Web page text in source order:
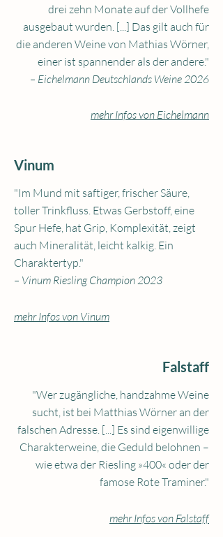
drei zehn Monate auf der Vollhefe
ausgebaut wurden. [...] Das gilt auch für
die anderen Weine von Mathias Wörner,
einer ist spannender als der andere."
– Eichelmann Deutschlands Weine 2026
mehr Infos von Eichelmann
Vinum
"Im Mund mit saftiger, frischer Säure,
toller Trinkfluss. Etwas Gerbstoff, eine
Spur Hefe, hat Grip, Komplexität, zeigt
auch Mineralität, leicht kalkig. Ein
Charaktertyp."
– Vinum Riesling Champion 2023
mehr Infos von Vinum
Falstaff
"Wer zugängliche, handzahme Weine
sucht, ist bei Matthias Wörner an der
falschen Adresse. [...] Es sind eigenwillige
Charakterweine, die Geduld belohnen –
wie etwa der Riesling »400« oder der
famose Rote Traminer."
mehr Infos von Falstaff